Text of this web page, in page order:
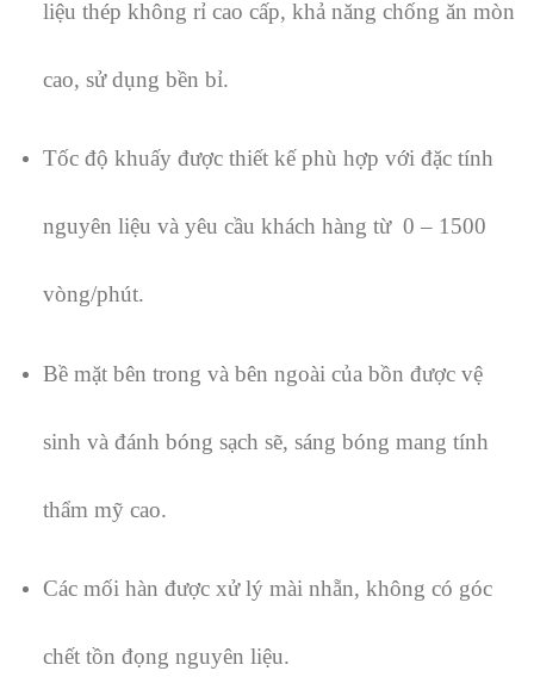
liệu thép không rỉ cao cấp, khả năng chống ăn mòn
cao, sử dụng bền bỉ.
Tốc độ khuấy được thiết kế phù hợp với đặc tính
nguyên liệu và yêu cầu khách hàng từ 0 – 1500
vòng/phút.
Bề mặt bên trong và bên ngoài của bồn được vệ
sinh và đánh bóng sạch sẽ, sáng bóng mang tính
thẩm mỹ cao.
Các mối hàn được xử lý mài nhẵn, không có góc
chết tồn đọng nguyên liệu.